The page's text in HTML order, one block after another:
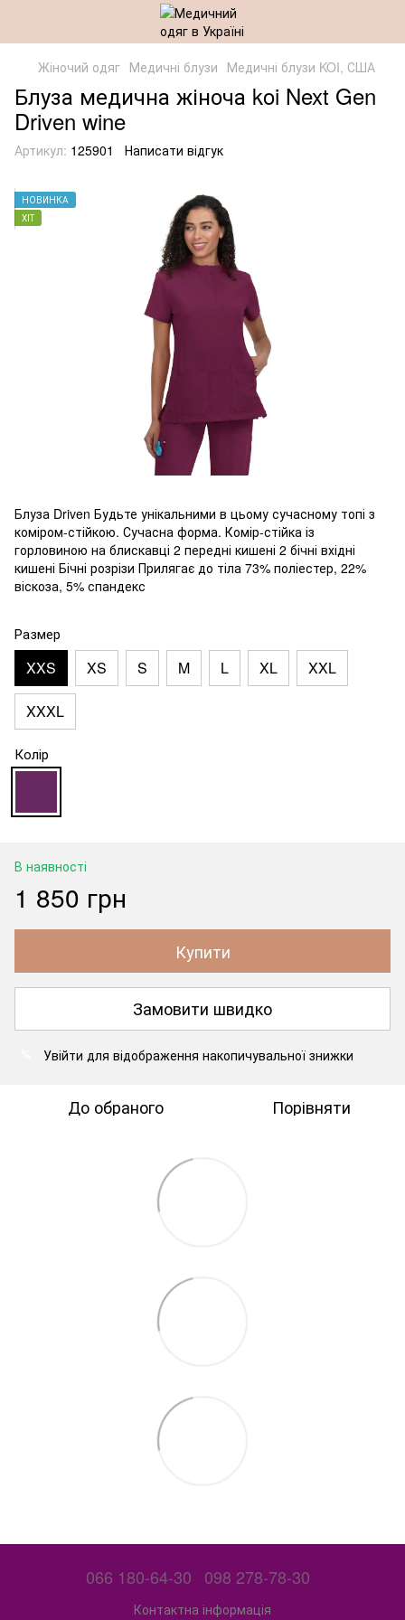
Жіночий одяг Медичні блузи Медичні блузи KOI, США
Блуза медична жіноча koi Next Gen
Driven wine
Артикул: 125901 Написати відгук
НОВИНКА
ХІТ
Блуза Driven Будьте унікальними в цьому сучасному топі з
коміром-стійкою. Сучасна форма. Комір-стійка із
горловиною на блискавці 2 передні кишені 2 бічні вхідні
кишені Бічні розрізи Прилягає до тіла 73% поліестер, 22%
віскоза, 5% спандекс
Размер
XXS XS S M L XL XXL
XXXL
Колір
В наявності
1 850 грн
Купити
Замовити швидко
Увійти для відображення накопичувальної знижки
До обраного Порівняти
066 180-64-30 098 278-78-30
Контактна інформація